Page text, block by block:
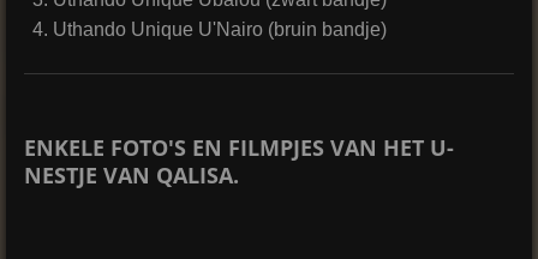
Uthando Unique U'Nairo (bruin bandje)
ENKELE FOTO'S EN FILMPJES VAN HET U-
NESTJE VAN QALISA.